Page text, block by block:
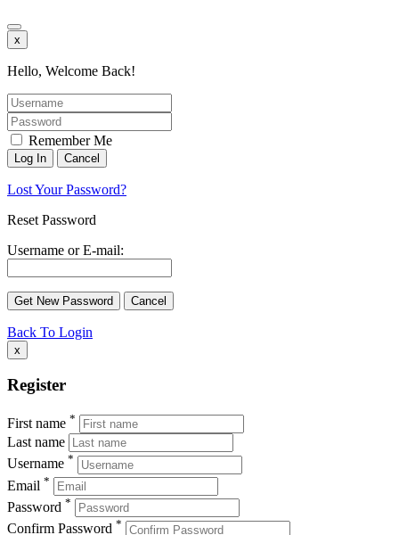
x
Hello, Welcome Back!
Remember Me
Lost Your Password?
Reset Password
Username or E-mail:
Back To Login
x
Register
First name *
Last name
Username *
Email *
Password *
Confirm Password *